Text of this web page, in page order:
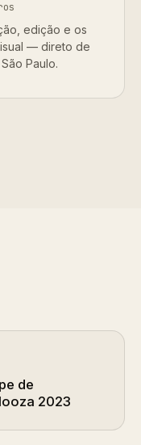
edição e os
— direto de
Paulo.
de
2023